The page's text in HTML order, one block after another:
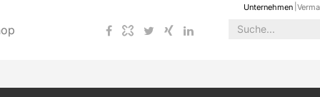
Unternehmen